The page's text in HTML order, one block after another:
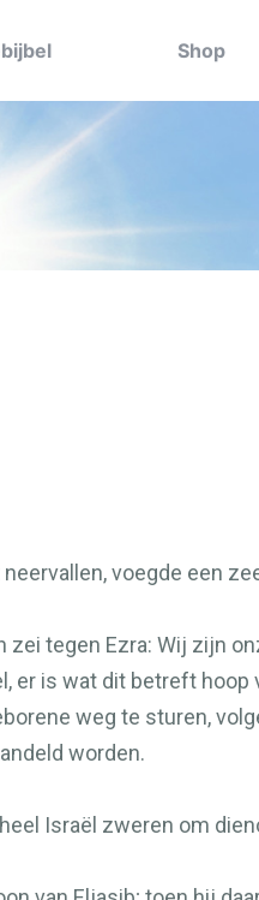
Shop
voegde een
zei tegen Ezra: Wij zijn
er is wat dit betreft hoop
weg te sturen,
worden.
Israël zweren om